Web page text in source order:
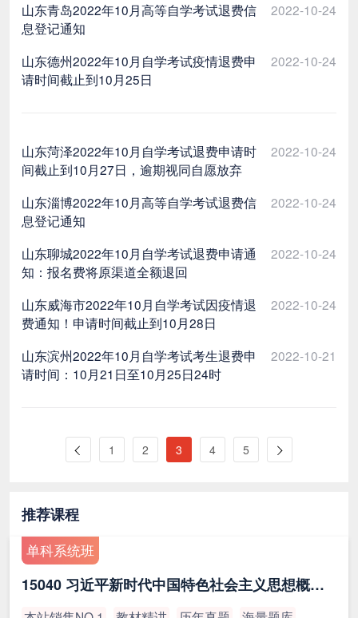
山东青岛2022年10月高等自学考试退费信
息登记通知
2022-10-24
山东德州2022年10月自学考试疫情退费申
请时间截止到10月25日
2022-10-24
山东菏泽2022年10月自学考试退费申请时
间截止到10月27日，逾期视同自愿放弃
2022-10-24
山东淄博2022年10月高等自学考试退费信
息登记通知
2022-10-24
山东聊城2022年10月自学考试退费申请通
知：报名费将原渠道全额退回
2022-10-24
山东威海市2022年10月自学考试因疫情退
费通知！申请时间截止到10月28日
2022-10-24
山东滨州2022年10月自学考试考生退费申
请时间：10月21日至10月25日24时
2022-10-21
1 2 3 4 5
推荐课程
单科系统班
15040 习近平新时代中国特色社会主义思想概论（最新版）